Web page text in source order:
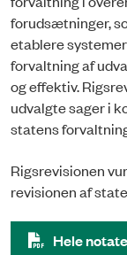
forudsætninger,
etablere
forvaltning af
og effektiv.
udvalgte sager i
statens
Rigsrevisionen
revisionen af
Hele